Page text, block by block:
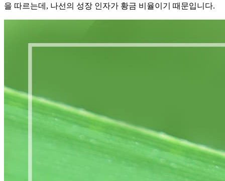
을 따르는데, 나선의 성장 인자가 황금 비율이기 때문입니다.